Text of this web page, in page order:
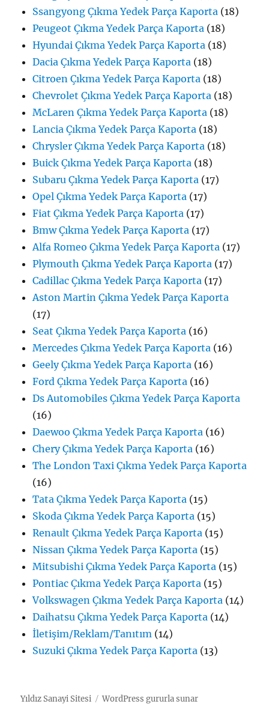
Ssangyong Çıkma Yedek Parça Kaporta (18)
Peugeot Çıkma Yedek Parça Kaporta (18)
Hyundai Çıkma Yedek Parça Kaporta (18)
Dacia Çıkma Yedek Parça Kaporta (18)
Citroen Çıkma Yedek Parça Kaporta (18)
Chevrolet Çıkma Yedek Parça Kaporta (18)
McLaren Çıkma Yedek Parça Kaporta (18)
Lancia Çıkma Yedek Parça Kaporta (18)
Chrysler Çıkma Yedek Parça Kaporta (18)
Buick Çıkma Yedek Parça Kaporta (18)
Subaru Çıkma Yedek Parça Kaporta (17)
Opel Çıkma Yedek Parça Kaporta (17)
Fiat Çıkma Yedek Parça Kaporta (17)
Bmw Çıkma Yedek Parça Kaporta (17)
Alfa Romeo Çıkma Yedek Parça Kaporta (17)
Plymouth Çıkma Yedek Parça Kaporta (17)
Cadillac Çıkma Yedek Parça Kaporta (17)
Aston Martin Çıkma Yedek Parça Kaporta
(17)
Seat Çıkma Yedek Parça Kaporta (16)
Mercedes Çıkma Yedek Parça Kaporta (16)
Geely Çıkma Yedek Parça Kaporta (16)
Ford Çıkma Yedek Parça Kaporta (16)
Ds Automobiles Çıkma Yedek Parça Kaporta
(16)
Daewoo Çıkma Yedek Parça Kaporta (16)
Chery Çıkma Yedek Parça Kaporta (16)
The London Taxi Çıkma Yedek Parça Kaporta
(16)
Tata Çıkma Yedek Parça Kaporta (15)
Skoda Çıkma Yedek Parça Kaporta (15)
Renault Çıkma Yedek Parça Kaporta (15)
Nissan Çıkma Yedek Parça Kaporta (15)
Mitsubishi Çıkma Yedek Parça Kaporta (15)
Pontiac Çıkma Yedek Parça Kaporta (15)
Volkswagen Çıkma Yedek Parça Kaporta (14)
Daihatsu Çıkma Yedek Parça Kaporta (14)
İletişim/Reklam/Tanıtım (14)
Suzuki Çıkma Yedek Parça Kaporta (13)
Yıldız Sanayi Sitesi WordPress gururla sunar